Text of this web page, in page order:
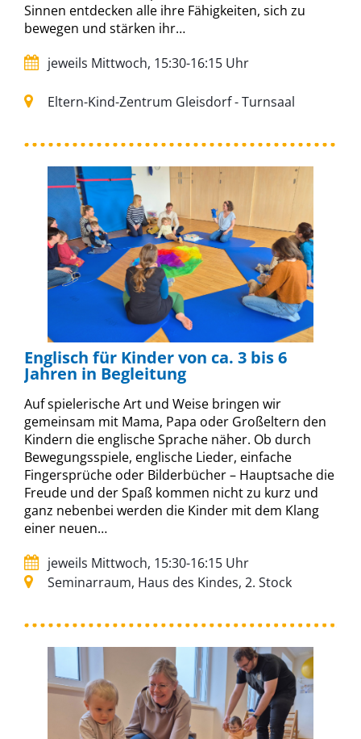
Sinnen entdecken alle ihre Fähigkeiten, sich zu
bewegen und stärken ihr…
jeweils Mittwoch, 15:30-16:15 Uhr
Eltern-Kind-Zentrum Gleisdorf - Turnsaal
Englisch für Kinder von ca. 3 bis 6
Jahren in Begleitung
Auf spielerische Art und Weise bringen wir
gemeinsam mit Mama, Papa oder Großeltern den
Kindern die englische Sprache näher. Ob durch
Bewegungsspiele, englische Lieder, einfache
Fingersprüche oder Bilderbücher – Hauptsache die
Freude und der Spaß kommen nicht zu kurz und
ganz nebenbei werden die Kinder mit dem Klang
einer neuen…
jeweils Mittwoch, 15:30-16:15 Uhr
Seminarraum, Haus des Kindes, 2. Stock